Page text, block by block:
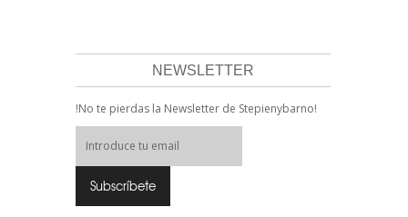
NEWSLETTER
!No te pierdas la Newsletter de Stepienybarno!